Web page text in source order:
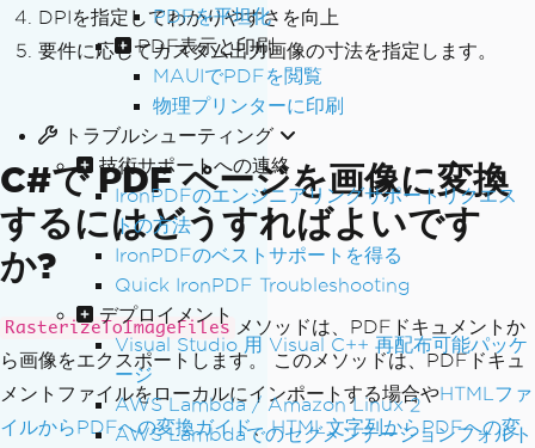
PDFを平坦化
PDF表示と印刷
MAUIでPDFを閲覧
物理プリンターに印刷
トラブルシューティング
技術サポートへの連絡
IronPDFのエンジニアリングサポートリクエス
トの方法
IronPDFのベストサポートを得る
Quick IronPDF Troubleshooting
デプロイメント
Visual Studio 用 Visual C++ 再配布可能パッケ
ージ
AWS Lambda / Amazon Linux 2
AWS Lambdaでのセグメンテーションフォルト
DPIを指定してわかりやすさを向上
要件に応じてカスタム出力画像の寸法を指定します。
C#で PDF ページを画像に変換
するにはどうすればよいです
か?
RasterizeToImageFiles メソッドは、PDFドキュメントか
ら画像をエクスポートします。 このメソッドは、PDFドキュ
メントファイルをローカルにインポートする場合やHTMLファ
イルからPDFへの変換ガイド、HTML文字列からPDFへの変